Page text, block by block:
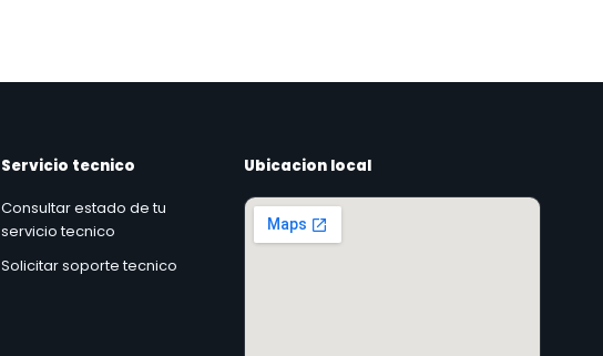
Servicio tecnico
Consultar estado de tu
servicio tecnico
Solicitar soporte tecnico
Ubicacion local